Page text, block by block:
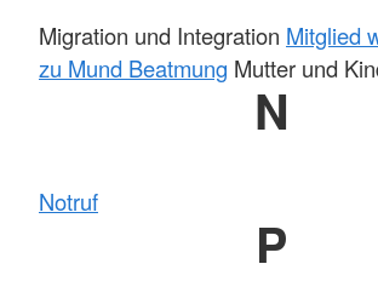
Migration und Integration Mitglied
zu Mund Beatmung Mutter und
N
Notruf
P